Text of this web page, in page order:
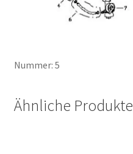
Nummer: 5
Ähnliche Produkte